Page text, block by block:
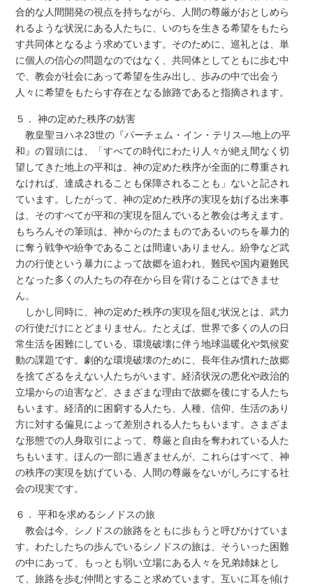
合的な人間開発の視点を持ちながら、人間の尊厳がおとしめら
れるような状況にある人たちに、いのちを生きる希望をもたら
す共同体となるよう求めています。そのために、巡礼とは、単
に個人の信心の問題なのではなく、共同体としてともに歩む中
で、教会が社会にあって希望を生み出し、歩みの中で出会う
人々に希望をもたらす存在となる旅路であると指摘されます。
５． 神の定めた秩序の妨害
教皇聖ヨハネ23世の『パーチェム・イン・テリス―地上の平
和』の冒頭には、「すべての時代にわたり人々が絶え間なく切
望してきた地上の平和は、神の定めた秩序が全面的に尊重され
なければ、達成されることも保障されることも」ないと記され
ています。したがって、神の定めた秩序の実現を妨げる出来事
は、そのすべてが平和の実現を阻んでいると教会は考えます。
もちろんその筆頭は、神からのたまものであるいのちを暴力的
に奪う戦争や紛争であることは間違いありません。紛争など武
力の行使という暴力によって故郷を追われ、難民や国内避難民
となった多くの人たちの存在から目を背けることはできませ
ん。
しかし同時に、神の定めた秩序の実現を阻む状況とは、武力
の行使だけにとどまりません。たとえば、世界で多くの人の日
常生活を困難にしている、環境破壊に伴う地球温暖化や気候変
動の課題です。劇的な環境破壊のために、長年住み慣れた故郷
を捨てざるをえない人たちがいます。経済状況の悪化や政治的
立場からの迫害など、さまざまな理由で故郷を後にする人たち
もいます。経済的に困窮する人たち、人種、信仰、生活のあり
方に対する偏見によって差別される人たちもいます。さまざま
な形態での人身取引によって、尊厳と自由を奪われている人た
ちもいます。ほんの一部に過ぎませんが、これらはすべて、神
の秩序の実現を妨げている、人間の尊厳をないがしろにする社
会の現実です。
６． 平和を求めるシノドスの旅
教会は今、シノドスの旅路をともに歩もうと呼びかけていま
す。わたしたちの歩んでいるシノドスの旅は、そういった困難
の中にあって、もっとも弱い立場にある人々を兄弟姉妹とし
て、旅路を歩む仲間とすること求めています。互いに耳を傾け